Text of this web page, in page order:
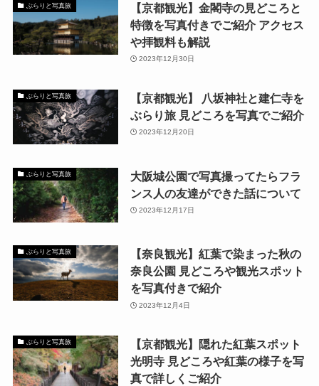
ぶらりと写真旅
【京都観光】金閣寺の見どころと
特徴を写真付きでご紹介 アクセス
や拝観料も解説
2023年12月30日
ぶらりと写真旅
【京都観光】 八坂神社と建仁寺を
ぶらり旅 見どころを写真でご紹介
2023年12月20日
ぶらりと写真旅
大阪城公園で写真撮ってたらフラ
ンス人の友達ができた話について
2023年12月17日
ぶらりと写真旅
【奈良観光】紅葉で染まった秋の
奈良公園 見どころや観光スポット
を写真付きで紹介
2023年12月4日
ぶらりと写真旅
【京都観光】隠れた紅葉スポット
光明寺 見どころや紅葉の様子を写
真で詳しくご紹介